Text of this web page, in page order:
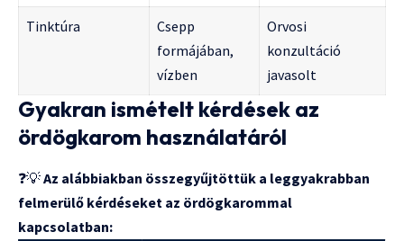
Tinktúra
Csepp
formájában,
vízben
Orvosi
konzultáció
javasolt
Gyakran ismételt kérdések az
ördögkarom használatáról
❓💡Az alábbiakban összegyűjtöttük a leggyakrabban
felmerülő kérdéseket az ördögkarommal
kapcsolatban: